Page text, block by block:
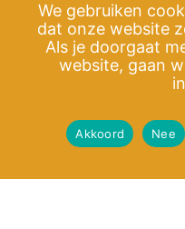
We gebruiken
dat onze website
Als je doorgaat
website, gaan
Akkoord Nee